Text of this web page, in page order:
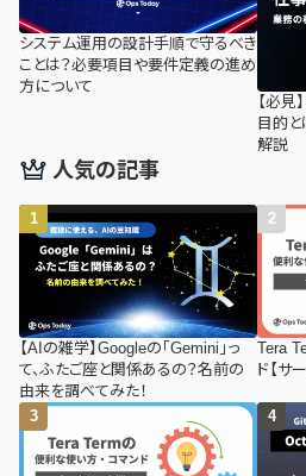
システム運用の設計手順で守るべき
ことは？必要項目や要件定義の進め
方について
【必
目的
解説
人気の記事
【AIの雑学】Googleの「Gemini」っ
て、ふたご座と関係あるの？名前の
由来を調べてみた！
Tera
ド【サ